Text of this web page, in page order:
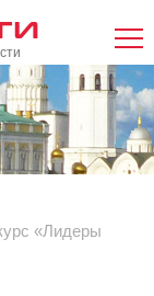
«Лидеры